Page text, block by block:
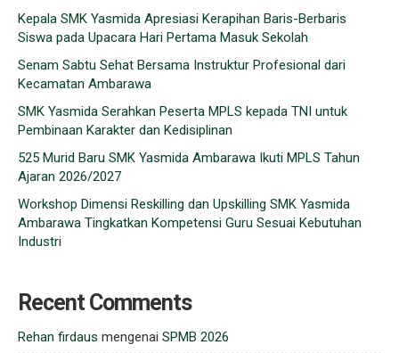
Kepala SMK Yasmida Apresiasi Kerapihan Baris-Berbaris
Siswa pada Upacara Hari Pertama Masuk Sekolah
Senam Sabtu Sehat Bersama Instruktur Profesional dari
Kecamatan Ambarawa
SMK Yasmida Serahkan Peserta MPLS kepada TNI untuk
Pembinaan Karakter dan Kedisiplinan
525 Murid Baru SMK Yasmida Ambarawa Ikuti MPLS Tahun
Ajaran 2026/2027
Workshop Dimensi Reskilling dan Upskilling SMK Yasmida
Ambarawa Tingkatkan Kompetensi Guru Sesuai Kebutuhan
Industri
Recent Comments
Rehan firdaus mengenai SPMB 2026